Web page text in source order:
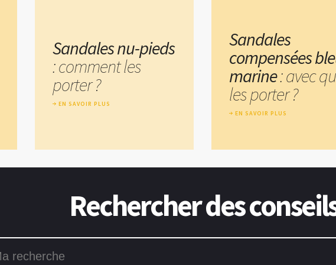
Sandales nu-pieds
: comment les
porter ?
EN SAVOIR PLUS
Sandales
compensées
marine: avec
les porter ?
EN SAVOIR PLUS
Rechercher des